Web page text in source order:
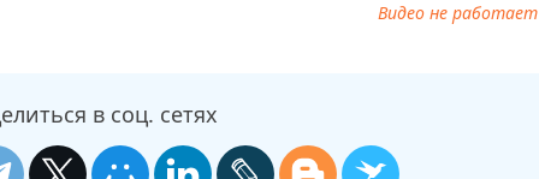
Видео не
в соц. сетях